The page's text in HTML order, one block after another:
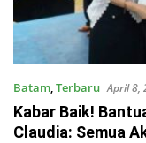
Batam,Terbaru April 8,
Kabar Baik!
Claudia: Semua